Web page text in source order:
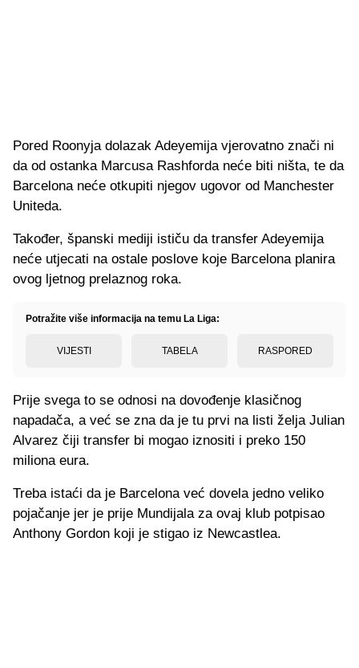
Pored Roonyja dolazak Adeyemija vjerovatno znači ni
da od ostanka Marcusa Rashforda neće biti ništa, te da
Barcelona neće otkupiti njegov ugovor od Manchester
Uniteda.
Također, španski mediji ističu da transfer Adeyemija
neće utjecati na ostale poslove koje Barcelona planira
ovog ljetnog prelaznog roka.
Potražite više informacija na temu La Liga:
VIJESTI TABELA RASPORED
Prije svega to se odnosi na dovođenje klasičnog
napadača, a već se zna da je tu prvi na listi želja Julian
Alvarez čiji transfer bi mogao iznositi i preko 150
miliona eura.
Treba istaći da je Barcelona već dovela jedno veliko
pojačanje jer je prije Mundijala za ovaj klub potpisao
Anthony Gordon koji je stigao iz Newcastlea.